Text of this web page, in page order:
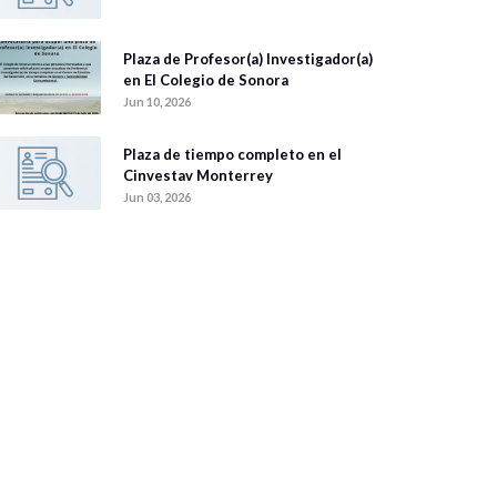
Plaza de Profesor(a) Investigador(a)
en El Colegio de Sonora
Jun 10, 2026
Plaza de tiempo completo en el
Cinvestav Monterrey
Jun 03, 2026